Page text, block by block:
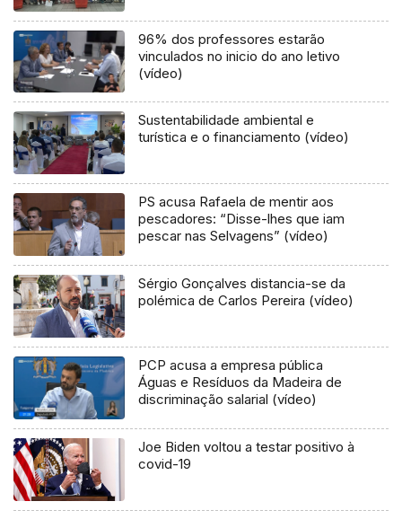
96% dos professores estarão
vinculados no inicio do ano letivo
(vídeo)
Sustentabilidade ambiental e
turística e o financiamento (vídeo)
PS acusa Rafaela de mentir aos
pescadores: “Disse-lhes que iam
pescar nas Selvagens” (vídeo)
Sérgio Gonçalves distancia-se da
polémica de Carlos Pereira (vídeo)
PCP acusa a empresa pública
Águas e Resíduos da Madeira de
discriminação salarial (vídeo)
Joe Biden voltou a testar positivo à
covid-19